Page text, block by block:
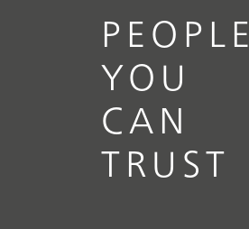
PEOPLE
YOU
CAN
TRUST